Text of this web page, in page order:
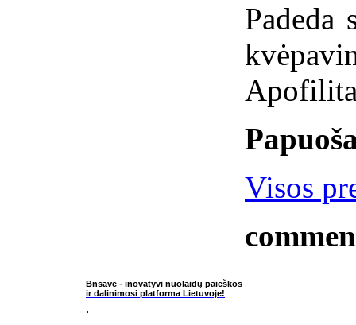
Padeda
Visos
Bnsave - inovatyvi nuolaidų paieškos
ir dalinimosi platforma Lietuvoje!